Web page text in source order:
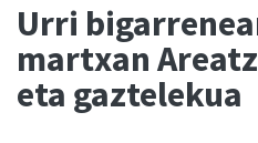
Urri
martxan
eta gaztelekua